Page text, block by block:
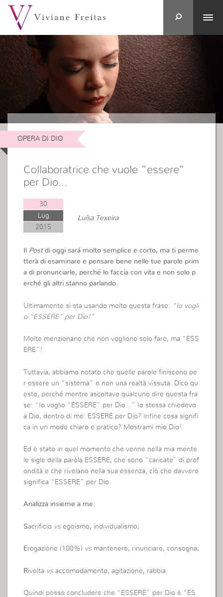
OPERA DI DIO
Collaboratrice che vuole “essere”
per Dio…
30
Lug
2015
Luísa Texeira
Postdi oggi sará molto semplice e corto, ma ti perme
tterà di esaminare e pensare bene nelle tue parole prim
a di pronunciarle, perché lo faccia con vita e non solo p
erché gli altri stanno parlando.
Ultimamente si sta usando molto questa frase:
“Io vogli
o “ESSERE” per Dio!”
Molte menzionano che non vogliono solo fare, ma “ESS
ERE”!
Tuttavia, abbiamo notato che quelle parole finiscono pe
r essere un “sistema” e non una realtà vissuta. Dico qu
esto, perché mentre ascoltavo qualcuno dire questa fra
se: “Io voglio “ESSERE” per Dio…” Io stessa chiedevo
a Dio, dentro di me: ESSERE per Dio? Infine cosa signifi
ca in un modo chiaro e pratico? Mostrami mio Dio!
Ed è stato in quel momento che venne nella mia mente
le sigle della parola ESSERE, che sono “caricate” di prof
ondità e che rivelano nella sua essenza, ciò che davvero
significa “ESSERE” per Dio.
Analizza insieme a me:
Sacrificio vsegoismo, individualismo;
Erogazione (100%) vs mantenere, rinunciare, consegna;
Rivolta vsaccomodamento, agitazione, rabbia.
Quindi posso concludere che “ESSERE” per Dio è “ES